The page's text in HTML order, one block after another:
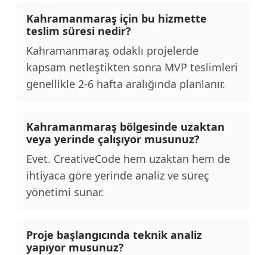
Kahramanmaraş için bu hizmette
teslim süresi nedir?
Kahramanmaraş odaklı projelerde
kapsam netleştikten sonra MVP teslimleri
genellikle 2-6 hafta aralığında planlanır.
Kahramanmaraş bölgesinde uzaktan
veya yerinde çalışıyor musunuz?
Evet. CreativeCode hem uzaktan hem de
ihtiyaca göre yerinde analiz ve süreç
yönetimi sunar.
Proje başlangıcında teknik analiz
yapıyor musunuz?